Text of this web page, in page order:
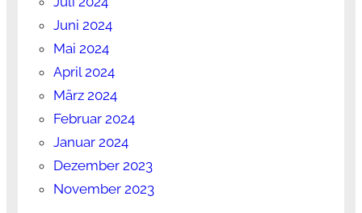
Juni 2024
Mai 2024
April 2024
März 2024
Februar 2024
Januar 2024
Dezember 2023
November 2023